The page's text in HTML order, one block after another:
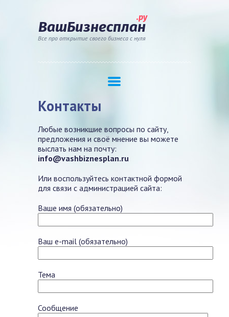
ВашБизнесплан
.ру
Все про открытие своего бизнеса с нуля
Контакты
Любые возникшие вопросы по сайту,
предложения и своё мнение вы можете
выслать нам на почту:
info@vashbiznesplan.ru
Или воспользуйтесь контактной формой
для связи с администрацией сайта:
Ваше имя (обязательно)
Ваш e-mail (обязательно)
Тема
Сообщение